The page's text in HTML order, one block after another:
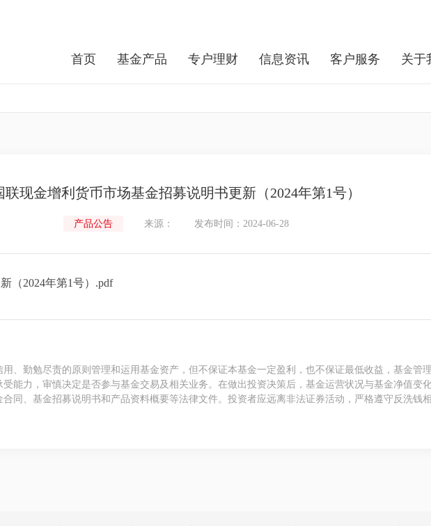
首页 基金产品 专户理财 信息资讯 客户服务 关于
联现金增利货币市场基金招募说明书更新（2024年第1号）
产品公告 来源： 发布时间：2024-06-28
（2024年第1号）.pdf
、勤勉尽责的原则管理和运用基金资产，但不保证本基金一定盈利，也不保证最低收益，基金管
能力，审慎决定是否参与基金交易及相关业务。在做出投资决策后，基金运营状况与基金净值变
同、基金招募说明书和产品资料概要等法律文件。投资者应远离非法证券活动，严格遵守反洗钱